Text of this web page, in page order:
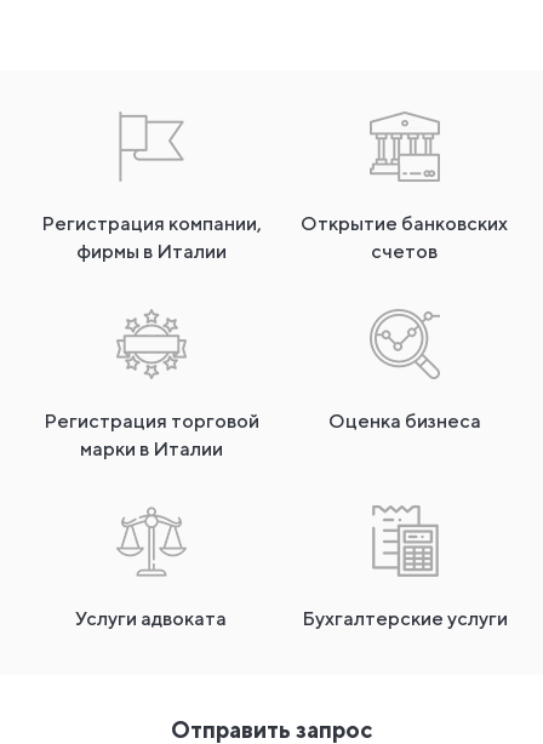
Регистрация компании,
фирмы в Италии
Открытие банковских
счетов
Регистрация торговой
марки в Италии
Оценка бизнеса
Услуги адвоката Бухгалтерские услуги
Отправить запрос